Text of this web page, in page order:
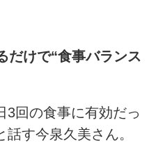
けで“食事バランス
3回の食事に有効だっ
す今泉久美さん。